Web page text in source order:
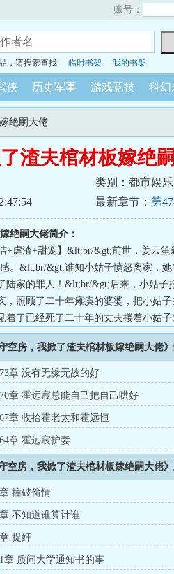
账号：
，请搜索查找 临时书架 我的书架
侠 历史军事 游戏竞技 科幻
绝嗣大佬
渣夫棺材板嫁绝
类别：都市娱乐
最新章节： 第
绝嗣大佬简介：
+虐渣+甜宠】&lt;br/&gt;前世，姜云
。&lt;br/&gt;谁知小姑子愤怒离家，
陆家的罪人！&lt;br/&gt;后来，小姑子
，照顾了二十年瘫痪的婆婆，把小姑
着了已经死了二十年的丈夫搂着小姑
！&lt;br/&gt;姜云笙到死才知，原来
为了找冤大头。&lt;br/&gt;重生后，她
&lt;br/&gt;丈夫要去假死，她要让他真
守空房，我掀了渣夫棺材板嫁绝嗣大佬
章 没有无缘无故的好
章 霍远宸总能自己把自己哄好
章 收拾霍老太和霍远恒
章 霍远宸护妻
守空房，我掀了渣夫棺材板嫁绝嗣大佬
撞破偷情
不知道谁算计谁
捉奸
章 质问大学通知书的事